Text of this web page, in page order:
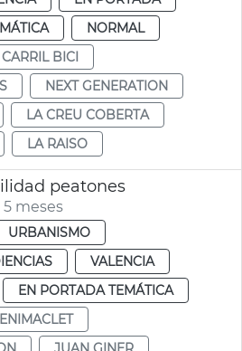
NORMAL
CARRIL BICI
NEXT GENERATION
LA CREU COBERTA
LA RAISO
peatones
meses
URBANISMO
VALENCIA
EN PORTADA TEMÁTICA